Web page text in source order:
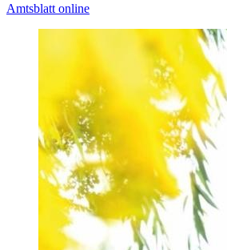
Amtsblatt online